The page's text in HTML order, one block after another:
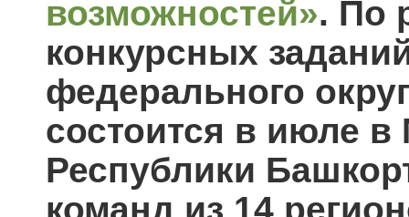
возможностей». По
конкурсных
федерального
состоится в июле в
Республики